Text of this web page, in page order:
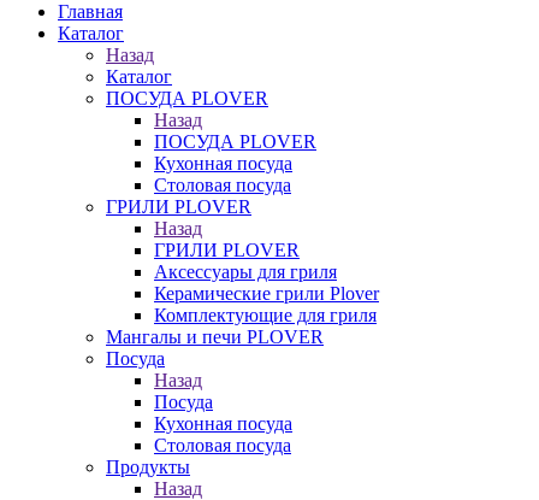
Главная
Каталог
Назад
Каталог
ПОСУДА PLOVER
Назад
ПОСУДА PLOVER
Кухонная посуда
Столовая посуда
ГРИЛИ PLOVER
Назад
ГРИЛИ PLOVER
Аксессуары для гриля
Керамические грили Plover
Комплектующие для гриля
Мангалы и печи PLOVER
Посуда
Назад
Посуда
Кухонная посуда
Столовая посуда
Продукты
Назад